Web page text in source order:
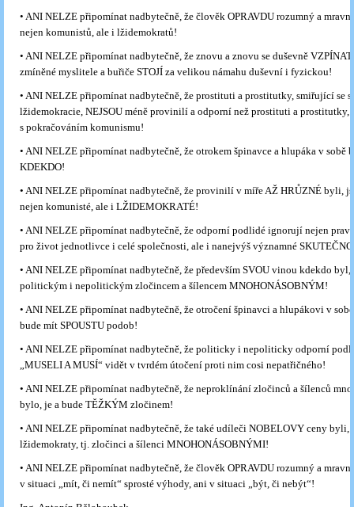
• ANI NELZE připomínat nadbytečně, že člověk OPRAVDU rozumný a
nejen komunistů, ale i lžidemokratů!
• ANI NELZE připomínat nadbytečně, že znovu a znovu se duševně VZPÍNAT
zmíněné myslitele a buřiče STOJÍ za velikou námahu duševní i fyzickou!
• ANI NELZE připomínat nadbytečně, že prostituti a prostitutky, smiřující se
lžidemokracie, NEJSOU méně provinilí a odporní než prostituti a prostitutky,
s pokračováním komunismu!
• ANI NELZE připomínat nadbytečně, že otrokem špinavce a hlupáka v sobě
KDEKDO!
• ANI NELZE připomínat nadbytečně, že provinilí v míře AŽ HRŮZNÉ byli,
nejen komunisté, ale i LŽIDEMOKRATÉ!
• ANI NELZE připomínat nadbytečně, že odporní podlidé ignorují nejen
pro život jednotlivce i celé společnosti, ale i nanejvýš významné
• ANI NELZE připomínat nadbytečně, že především SVOU vinou kdekdo byl,
politickým i nepolitickým zločincem a šílencem MNOHONÁSOBNÝM!
• ANI NELZE připomínat nadbytečně, že otročení špinavci a hlupákovi v
bude mít SPOUSTU podob!
• ANI NELZE připomínat nadbytečně, že politicky i nepoliticky odporní
„MUSELI A MUSÍ“ vidět v tvrdém útočení proti nim cosi nepatřičného!
• ANI NELZE připomínat nadbytečně, že neproklínání zločinců a šílenců
bylo, je a bude TĚŽKÝM zločinem!
• ANI NELZE připomínat nadbytečně, že také udíleči NOBELOVY ceny byli,
lžidemokraty, tj. zločinci a šílenci MNOHONÁSOBNÝMI!
• ANI NELZE připomínat nadbytečně, že člověk OPRAVDU rozumný a
v situaci „mít, či nemít“ sprosté výhody, ani v situaci „být, či nebýt“!